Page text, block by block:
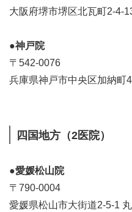
大阪府堺市堺区北瓦町2-4-
●神戸院
〒542-0076
兵庫県神戸市中央区加納町
四国地方（2医院）
●愛媛松山院
〒790-0004
愛媛県松山市大街道2-5-1